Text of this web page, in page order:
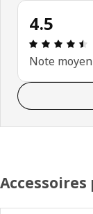
4.5
Note
Accessoires